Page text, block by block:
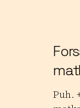
Puh.